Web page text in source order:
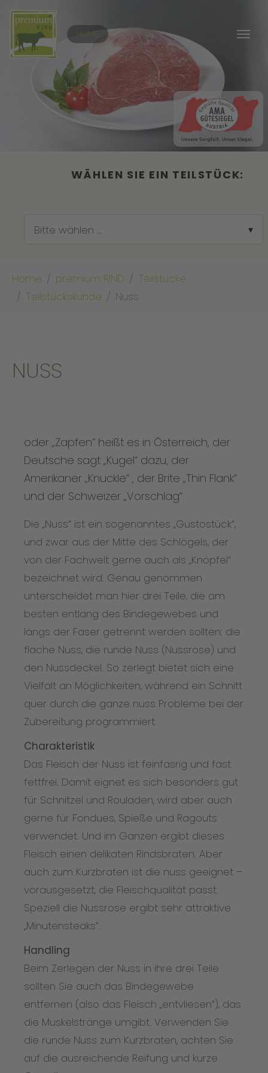
Zum Hauptinhalt springen
HOME
WÄHLEN SIE EIN TEILSTÜCK:
Bitte wählen ...
Sie sind hier:
Home premium RIND
Teilstücke
Teilstückskunde
Nuss
NUSS
oder „Zapfen“ heißt es in Österreich, der
Deutsche sagt „Kugel“ dazu, der
Amerikaner „Knuckle“ , der Brite „Thin Flank“
und der Schweizer „Vorschlag“.
Die „Nuss“ ist ein sogenanntes „Gustostück“,
und zwar aus der Mitte des Schlögels, der
von der Fachwelt gerne auch als „Knöpfel“
bezeichnet wird. Genau genommen
unterscheidet man hier drei Teile, die am
besten entlang des Bindegewebes und
längs der Faser getrennt werden sollten: die
flache Nuss, die runde Nuss (Nussrose) und
den Nussdeckel. So zerlegt bietet sich eine
Vielfalt an Möglichkeiten, während ein Schnitt
quer durch die ganze nuss Probleme bei der
Zubereitung programmiert.
Charakteristik
Das Fleisch der Nuss ist feinfasrig und fast
fettfrei. Damit eignet es sich besonders gut
für Schnitzel und Rouladen, wird aber auch
gerne für Fondues, Spieße und Ragouts
verwendet. Und im Ganzen ergibt dieses
Fleisch einen delikaten Rindsbraten. Aber
auch zum Kurzbraten ist die nuss geeignet –
vorausgesetzt, die Fleischqualität passt.
Speziell die Nussrose ergibt sehr attraktive
„Minutensteaks“.
Handling
Beim Zerlegen der Nuss in ihre drei Teile
sollten Sie auch das Bindegewebe
entfernen (also das Fleisch „entvliesen“), das
die Muskelstränge umgibt. Verwenden Sie
die runde Nuss zum Kurzbraten, achten Sie
auf die ausreichende Reifung und kurze